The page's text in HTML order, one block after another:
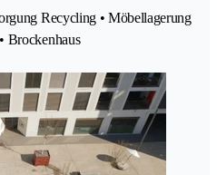
Recycling • Möbellagerung
Brockenhaus